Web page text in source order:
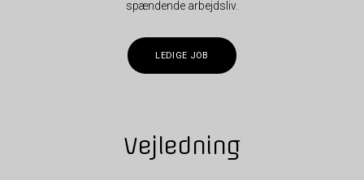
spændende arbejdsliv.
LEDIGE JOB
Vejledning